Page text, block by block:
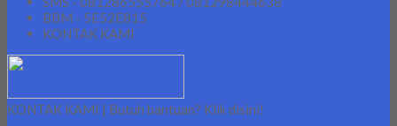
BBM - 5E52E815
KONTAK KAMI
KONTAK KAMI | Butuh bantuan? Klik disini!